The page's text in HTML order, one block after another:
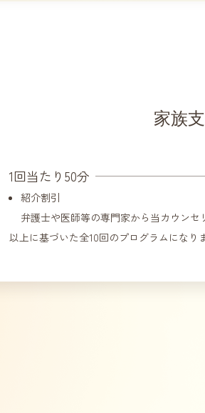
家族
1回当たり50分
紹介割引
弁護士や医師等の専門家から当カウンセ
以上に基づいた全10回のプログラムになり